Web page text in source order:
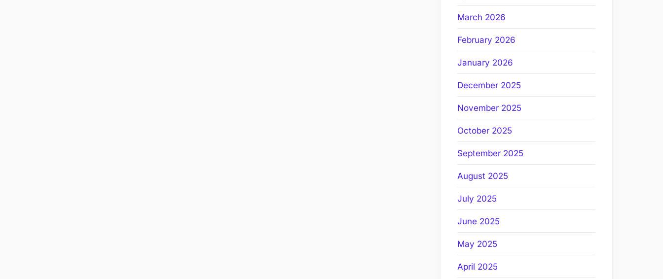
March 2026
February 2026
January 2026
December 2025
November 2025
October 2025
September 2025
August 2025
July 2025
June 2025
May 2025
April 2025